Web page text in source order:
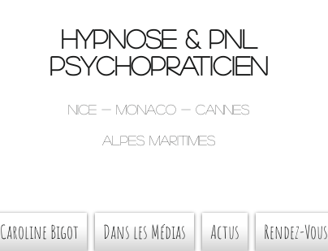
HYPNOSE & PNL
psychopraticien
Nice - Monaco - Cannes
Alpes maritimes
Caroline Bigot Dans les Médias Actus Rendez-Vous